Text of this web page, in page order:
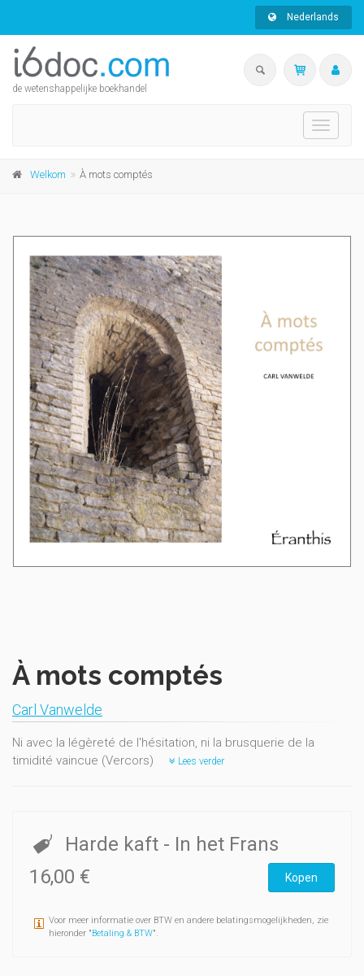
Nederlands
de wetenshappelijke boekhandel
Toggle
Welkom À mots comptés
À mots comptés
Carl Vanwelde
Ni avec la légèreté de l'hésitation, ni la brusquerie de la
timidité vaincue (Vercors)
Lees verder
Harde kaft - In het Frans
16,00 €
Kopen
Voor meer informatie over BTW en andere belatingsmogelijkheden, zie
hieronder "Betaling & BTW".